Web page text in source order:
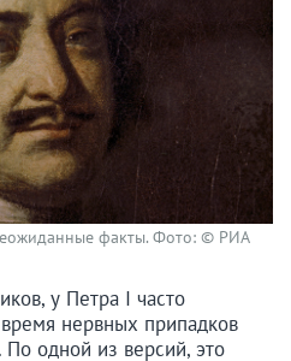
факты. Фото: © РИА
у Петра I часто
нервных припадков
По одной из версий, это